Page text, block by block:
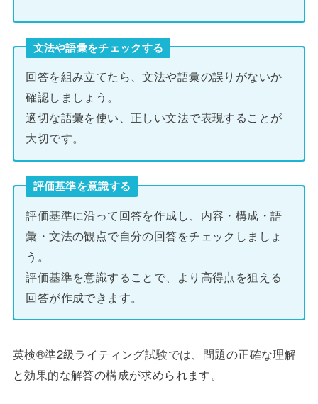
文法や語彙をチェックする
回答を組み立てたら、文法や語彙の誤りがないか
確認しましょう。
適切な語彙を使い、正しい文法で表現することが
大切です。
評価基準を意識する
評価基準に沿って回答を作成し、内容・構成・語
彙・文法の観点で自分の回答をチェックしましょ
う。
評価基準を意識することで、より高得点を狙える
回答が作成できます。
英検®準2級ライティング試験では、問題の正確な理解
と効果的な解答の構成が求められます。